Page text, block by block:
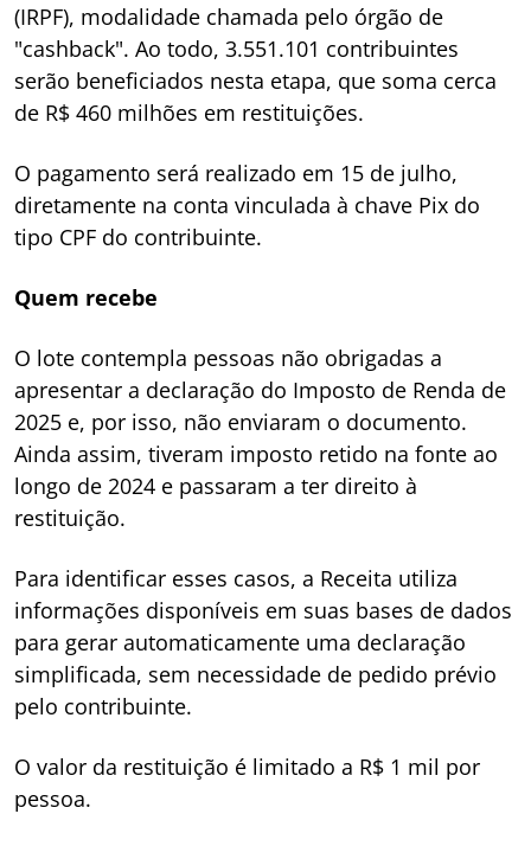
(IRPF), modalidade chamada pelo órgão de
"cashback". Ao todo, 3.551.101 contribuintes
serão beneficiados nesta etapa, que soma cerca
de R$ 460 milhões em restituições.
O pagamento será realizado em 15 de julho,
diretamente na conta vinculada à chave Pix do
tipo CPF do contribuinte.
Quem recebe
O lote contempla pessoas não obrigadas a
apresentar a declaração do Imposto de Renda de
2025 e, por isso, não enviaram o documento.
Ainda assim, tiveram imposto retido na fonte ao
longo de 2024 e passaram a ter direito à
restituição.
Para identificar esses casos, a Receita utiliza
informações disponíveis em suas bases de dados
para gerar automaticamente uma declaração
simplificada, sem necessidade de pedido prévio
pelo contribuinte.
O valor da restituição é limitado a R$ 1 mil por
pessoa.